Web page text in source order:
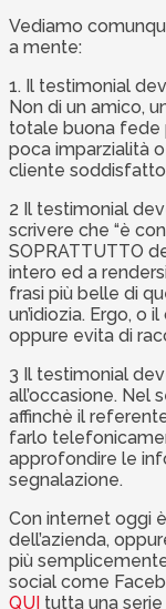
Vediamo
a mente:
1. Il testimonial
Non di un amico,
totale buona fede
poca imparzialità
cliente
2 Il testimonial
scrivere che “è
SOPRATTUTTO
intero ed a
frasi più belle di
un’idiozia. Ergo, o
oppure evita di
3 Il testimonial
all’occasione. Nel
affinchè il
farlo
approfondire le
segnalazione.
Con internet oggi
dell’azienda,
più
social come
QUI tutta una